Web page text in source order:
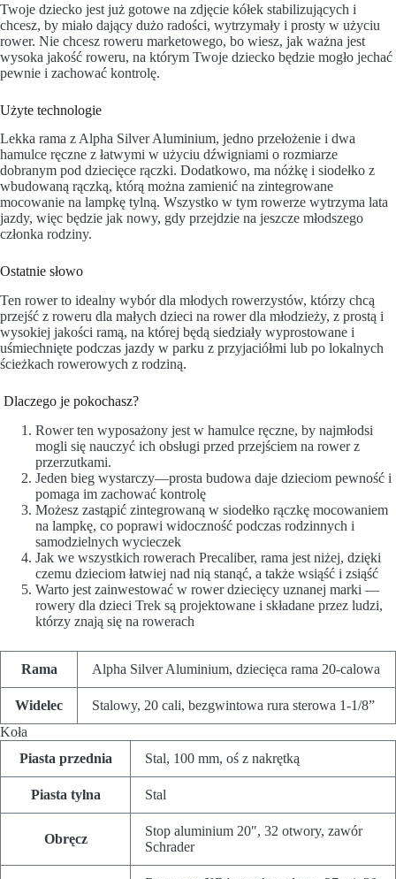
Twoje dziecko jest już gotowe na zdjęcie kółek stabilizujących i
chcesz, by miało dający dużo radości, wytrzymały i prosty w użyciu
rower. Nie chcesz roweru marketowego, bo wiesz, jak ważna jest
wysoka jakość roweru, na którym Twoje dziecko będzie mogło jechać
pewnie i zachować kontrolę.
Użyte technologie
Lekka rama z Alpha Silver Aluminium, jedno przełożenie i dwa
hamulce ręczne z łatwymi w użyciu dźwigniami o rozmiarze
dobranym pod dziecięce rączki. Dodatkowo, ma nóżkę i siodełko z
wbudowaną rączką, którą można zamienić na zintegrowane
mocowanie na lampkę tylną. Wszystko w tym rowerze wytrzyma lata
jazdy, więc będzie jak nowy, gdy przejdzie na jeszcze młodszego
członka rodziny.
Ostatnie słowo
Ten rower to idealny wybór dla młodych rowerzystów, którzy chcą
przejść z roweru dla małych dzieci na rower dla młodzieży, z prostą i
wysokiej jakości ramą, na której będą siedziały wyprostowane i
uśmiechnięte podczas jazdy w parku z przyjaciółmi lub po lokalnych
ścieżkach rowerowych z rodziną.
Dlaczego je pokochasz?
Rower ten wyposażony jest w hamulce ręczne, by najmłodsi
mogli się nauczyć ich obsługi przed przejściem na rower z
przerzutkami.
Jeden bieg wystarczy—prosta budowa daje dzieciom pewność i
pomaga im zachować kontrolę
Możesz zastąpić zintegrowaną w siodełko rączkę mocowaniem
na lampkę, co poprawi widoczność podczas rodzinnych i
samodzielnych wycieczek
Jak we wszystkich rowerach Precaliber, rama jest niżej, dzięki
czemu dzieciom łatwiej nad nią stanąć, a także wsiąść i zsiąść
Warto jest zainwestować w rower dziecięcy uznanej marki —
rowery dla dzieci Trek są projektowane i składane przez ludzi,
którzy znają się na rowerach
Rama Alpha Silver Aluminium, dziecięca rama 20-calowa
Widelec
Stalowy, 20 cali, bezgwintowa rura sterowa 1-1/8”
Koła
Piasta przednia
Stal, 100 mm, oś z nakrętką
Piasta tylna Stal
Obręcz
Stop aluminium 20″, 32 otwory, zawór
Schrader